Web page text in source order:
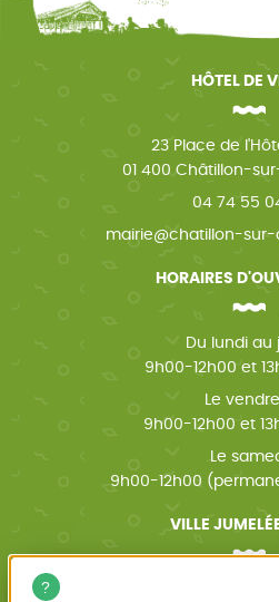
HÔTEL DE
23 Place de
01 400 Châtillon-
04 74 55
mairie@chatillon-
HORAIRES
Du lundi au
9h00-12h00 et
Le
9h00-12h00 et
Le
9h00-12h00
VILLE